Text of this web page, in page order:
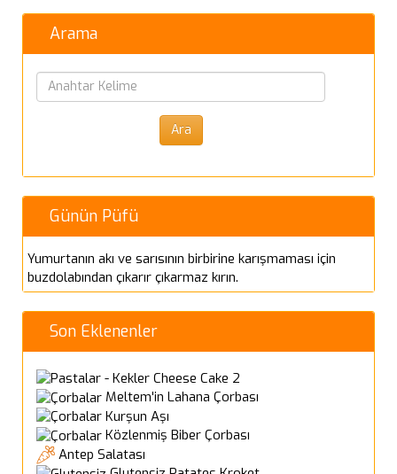
Arama
Günün Püfü
Yumurtanın akı ve sarısının birbirine karışmaması için
buzdolabından çıkarır çıkarmaz kırın.
Son Eklenenler
Cheese Cake 2
Meltem'in Lahana Çorbası
Kurşun Aşı
Közlenmiş Biber Çorbası
Antep Salatası